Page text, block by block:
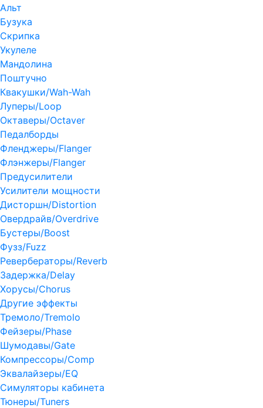
Альт
Бузука
Скрипка
Укулеле
Мандолина
Поштучно
Квакушки/Wah-Wah
Луперы/Loop
Октаверы/Octaver
Педалборды
Фленджеры/Flanger
Флэнжеры/Flanger
Предусилители
Усилители мощности
Дисторшн/Distortion
Овердрайв/Overdrive
Бустеры/Boost
Фузз/Fuzz
Ревербераторы/Reverb
Задержка/Delay
Хорусы/Chorus
Другие эффекты
Тремоло/Tremolo
Фейзеры/Phase
Шумодавы/Gate
Компрессоры/Comp
Эквалайзеры/EQ
Симуляторы кабинета
Тюнеры/Tuners